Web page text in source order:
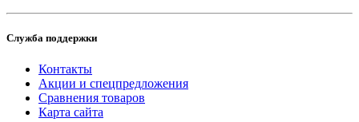
Служба поддержки
Контакты
Акции и спецпредложения
Сравнения товаров
Карта сайта